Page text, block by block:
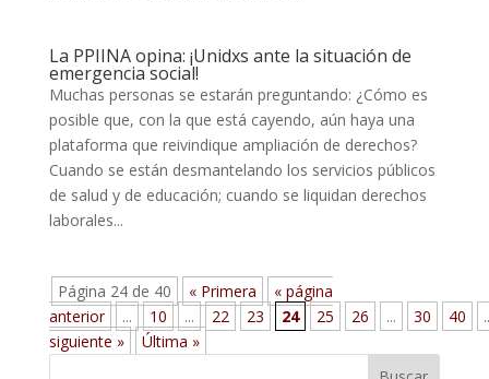
La PPIINA opina: ¡Unidxs ante la situación de
emergencia social!
Muchas personas se estarán preguntando: ¿Cómo es
posible que, con la que está cayendo, aún haya una
plataforma que reivindique ampliación de derechos?
Cuando se están desmantelando los servicios públicos
de salud y de educación; cuando se liquidan derechos
laborales...
Página 24 de 40 « Primera
« página
anterior
... 10 ... 22 23 24 25 26 ... 30 40
siguiente »
Última »